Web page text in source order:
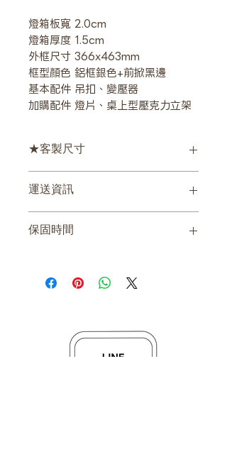
燈箱板寬 2.0cm
燈箱厚度 1.5cm
外框尺寸 366x463mm
框型顏色 鋁框銀色+前掀黑邊
基本配件 吊扣、變壓器
加購配件 燈片、桌上型壓克力立架
★客製尺寸
運送資訊
保固時間